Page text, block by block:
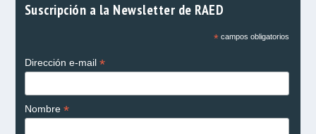
Suscripción a la Newsletter de RAED
*campos obligatorios
Dirección e-mail *
Nombre *